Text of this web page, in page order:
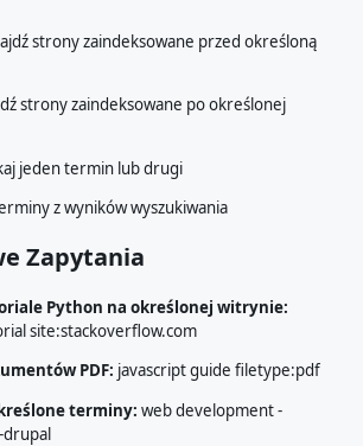
strony zaindeksowane przed określoną
strony zaindeksowane po określonej
jeden termin lub drugi
z wyników wyszukiwania
Zapytania
Python na określonej witrynie:
site:stackoverflow.com
PDF: javascript guide filetype:pdf
terminy: web development -
drupal